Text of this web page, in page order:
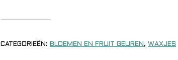
CATEGORIEËN: BLOEMEN EN FRUIT GEUREN , WAXJES